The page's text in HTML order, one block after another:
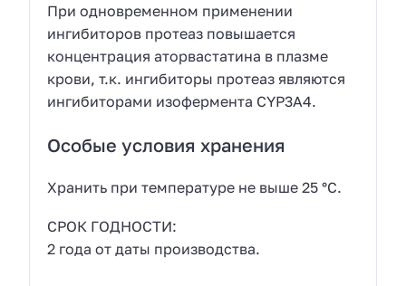
При одновременном применении
ингибиторов протеаз повышается
концентрация аторвастатина в плазме
крови, т.к. ингибиторы протеаз являются
ингибиторами изофермента CYP3А4.
Особые условия хранения
Хранить при температуре не выше 25 °C.
СРОК ГОДНОСТИ:
2 года от даты производства.